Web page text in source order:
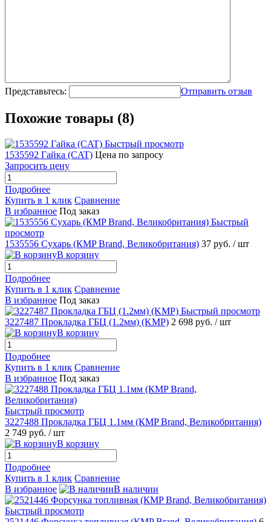
Представьтесь: Отправить отзыв
Похожие товары (8)
Быстрый просмотр
1535592 Гайка (CAT) Цена по запросу
Запросить цену
Подробнее
Купить в 1 клик Сравнение
В избранное Под заказ
Быстрый
просмотр
1535556 Сухарь (КMP Brand, Великобритания) 37 руб. / шт
В корзину
Подробнее
Купить в 1 клик Сравнение
В избранное Под заказ
Быстрый просмотр
3227487 Прокладка ГБЦ (1.2мм) (KMP) 2 698 руб. / шт
В корзину
Подробнее
Купить в 1 клик Сравнение
В избранное Под заказ
Быстрый просмотр
3227488 Прокладка ГБЦ 1.1мм (КMP Brand, Великобритания)
2 749 руб. / шт
В корзину
Подробнее
Купить в 1 клик Сравнение
В избранное
В наличии
Быстрый просмотр